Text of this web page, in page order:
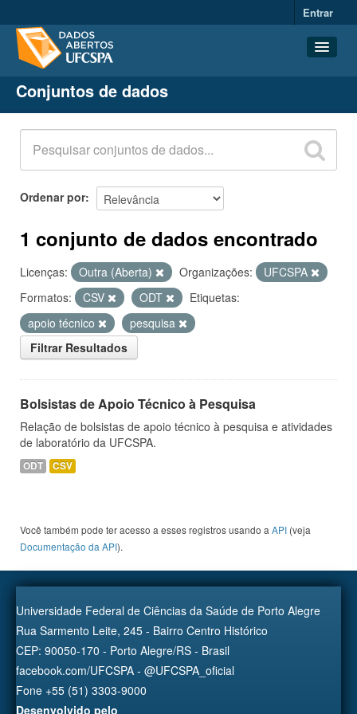
Entrar
Conjuntos de dados
Organizações
Grupos
Sobre
Conjuntos de dados
Ordenar por
1 conjunto de dados encontrado
Licenças: Outra (Aberta) Organizações:
UFCSPA
Formatos:
CSV ODT
Etiquetas:
apoio técnico
pesquisa
Filtrar Resultados
Bolsistas de Apoio Técnico à Pesquisa
Relação de bolsistas de apoio técnico à pesquisa e atividades
de laboratório da UFCSPA.
ODT CSV
Você também pode ter acesso a esses registros usando a API (veja
Documentação da API).
Universidade Federal de Ciências da Saúde de Porto Alegre
Rua Sarmento Leite, 245 - Bairro Centro Histórico
CEP: 90050-170 - Porto Alegre/RS - Brasil
facebook.com/UFCSPA - @UFCSPA_oficial
Fone +55 (51) 3303-9000
Desenvolvido pelo